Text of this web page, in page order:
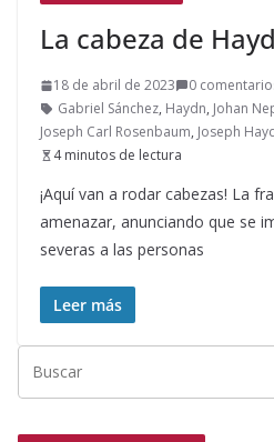
La cabeza de
18 de abril de 2023
0
Gabriel Sánchez, Haydn, Johan
Joseph Carl Rosenbaum, Joseph
4 minutos de lectura
¡Aquí van a rodar cabezas! La
amenazar, anunciando que se
severas a las personas
Leer más